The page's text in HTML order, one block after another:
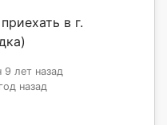
в г.
9 лет назад
назад